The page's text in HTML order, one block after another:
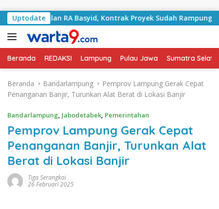
Uptodate
Jalan RA Basyid, Kontrak Proyek Sudah Rampung
Beranda REDAKSI Lampung Pulau Jawa Sumatra
Beranda Bandarlampung
Pemprov Lampung Gerak Cepat
Penanganan Banjir, Turunkan Alat Berat di Lokasi Banjir
Bandarlampung, Jabodetabek, Pemerintahan
Pemprov Lampung Gerak Cepat
Penanganan Banjir, Turunkan Alat
Berat di Lokasi Banjir
Tiga Serangkai
26 Februari 2025